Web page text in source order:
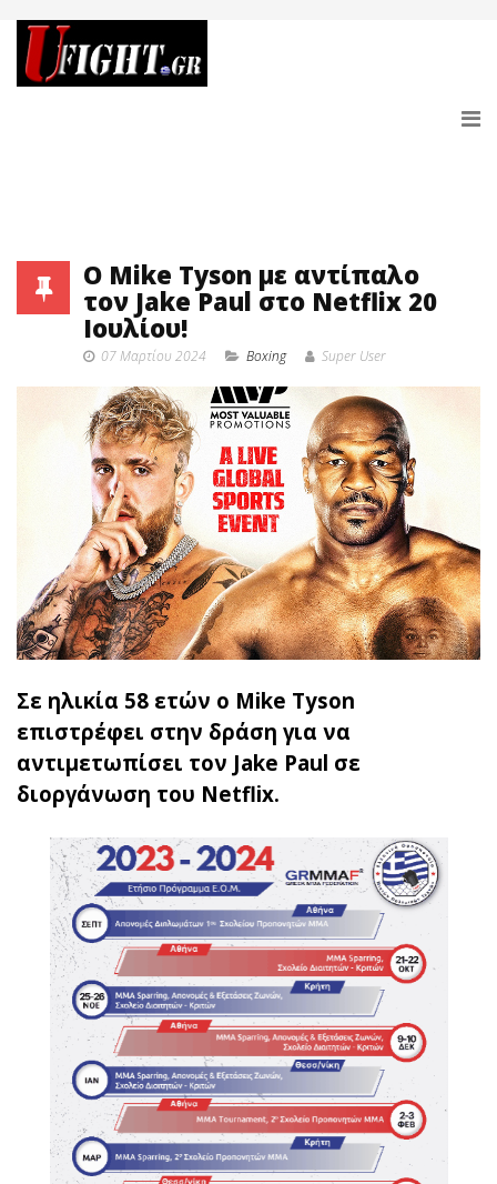
Ο Mike Tyson με αντίπαλο
τον Jake Paul στο Netflix 20
Ιουλίου!
07 Μαρτίου 2024 Boxing Super User
Σε ηλικία 58 ετών ο Mike Tyson
επιστρέφει στην δράση για να
αντιμετωπίσει τον Jake Paul σε
διοργάνωση του Netflix.